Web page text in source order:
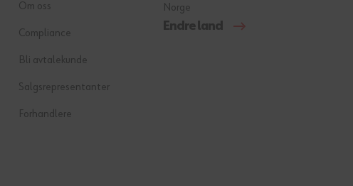
Om oss
Compliance
Bli avtalekunde
Salgsrepresentanter
Forhandlere
Norge
Endre land